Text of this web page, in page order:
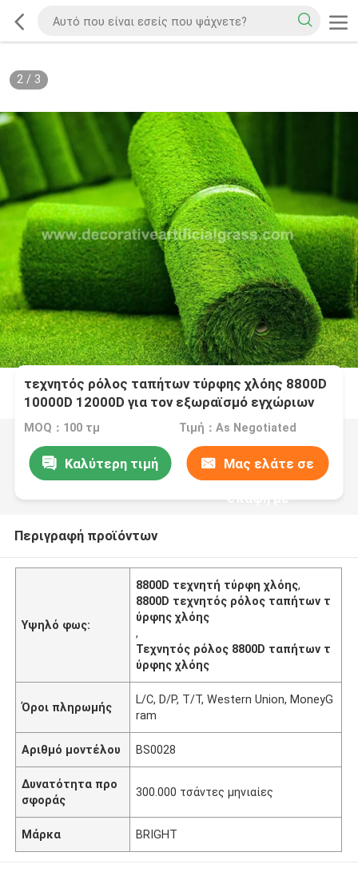
2/ 3
τεχνητός ρόλος ταπήτων τύρφης χλόης 8800D
10000D 12000D για τον εξωραϊσμό εγχώριων
κήπων
MOQ：100 τμ Τιμή：As Negotiated
Καλύτερη τιμή Μας ελάτε σε
επαφή με
Περιγραφή προϊόντων
Υψηλό φως:
8800D τεχνητή τύρφη χλόης,
8800D τεχνητός ρόλος ταπήτων τ
ύρφης χλόης
,
Τεχνητός ρόλος 8800D ταπήτων τ
ύρφης χλόης
Όροι πληρωμής
L/C, D/P, T/T, Western Union, MoneyG
ram
Αριθμό μοντέλου BS0028
Δυνατότητα προ
σφοράς
300.000 τσάντες μηνιαίες
Μάρκα BRIGHT